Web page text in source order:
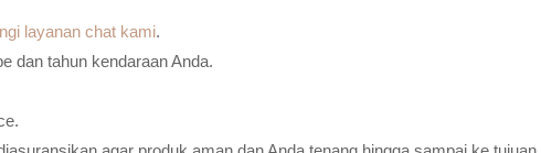
layanan chat kami.
dan tahun kendaraan Anda.